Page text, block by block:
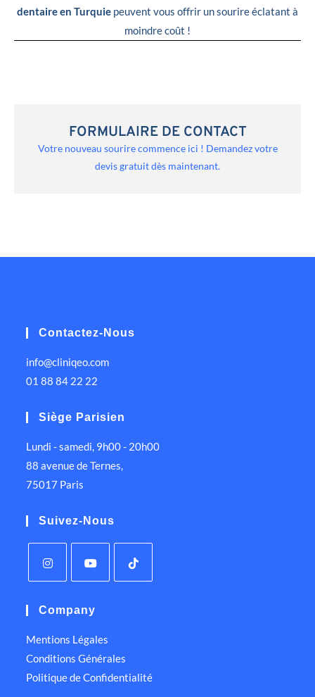
dentaire en Turquie peuvent vous offrir un sourire éclatant à
moindre coût !
FORMULAIRE DE CONTACT
Votre nouveau sourire commence ici ! Demandez votre
devis gratuit dès maintenant.
Contactez-Nous
info@cliniqeo.com
01 88 84 22 22
Siège Parisien
Lundi - samedi, 9h00 - 20h00
88 avenue de Ternes,
75017 Paris
Suivez-Nous
Company
Mentions Légales
Conditions Générales
Politique de Confidentialité